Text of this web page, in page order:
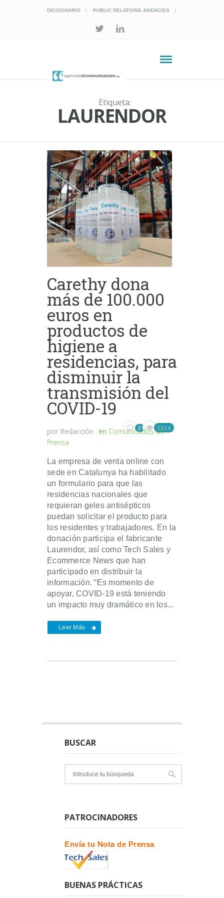
DICCIONARIO PUBLIC RELATIONS AGENCIES
Etiqueta:
LAURENDOR
Carethy dona
más de 100.000
euros en
productos de
higiene a
residencias, para
disminuir la
transmisión del
COVID-19
por Redacción en Comunicados de
Prensa
0 1324
La empresa de venta online con
sede en Catalunya ha habilitado
un formulario para que las
residencias nacionales que
requieran geles antisépticos
puedan solicitar el producto para
los residentes y trabajadores. En la
donación participa el fabricante
Laurendor, así como Tech Sales y
Ecommerce News que han
participado en distribuir la
información. “Es momento de
apoyar, COVID-19 está teniendo
un impacto muy dramático en los...
Leer Más
BUSCAR
PATROCINADORES
Envía tu Nota de Prensa
BUENAS PRÁCTICAS